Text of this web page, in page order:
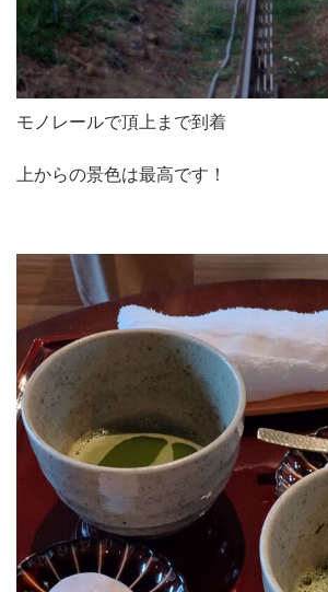
モノレールで頂上まで到着
上からの景色は最高です！